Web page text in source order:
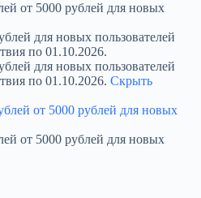
от 5000 рублей для новых
для новых пользователей
по 01.10.2026.
для новых пользователей
по 01.10.2026. Скрыть
от 5000 рублей для новых